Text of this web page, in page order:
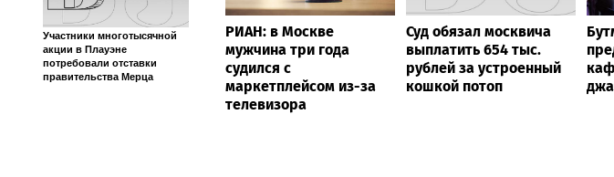
Участники многотысячной
акции в Плауэне
потребовали отставки
правительства Мерца